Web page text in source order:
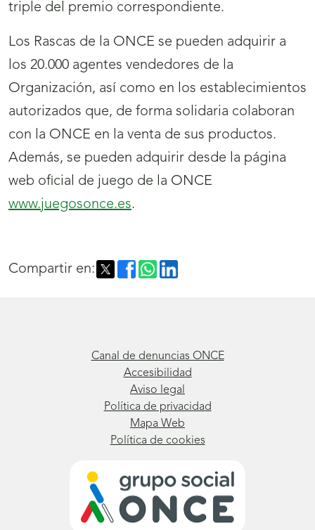
triple del premio correspondiente.
Los Rascas de la ONCE se pueden adquirir a
los 20.000 agentes vendedores de la
Organización, así como en los establecimientos
autorizados que, de forma solidaria colaboran
con la ONCE en la venta de sus productos.
Además, se pueden adquirir desde la página
web oficial de juego de la ONCE
www.juegosonce.es.
Compartir en:
Canal de denuncias ONCE
Accesibilidad
Aviso legal
Política de privacidad
Mapa Web
Política de cookies